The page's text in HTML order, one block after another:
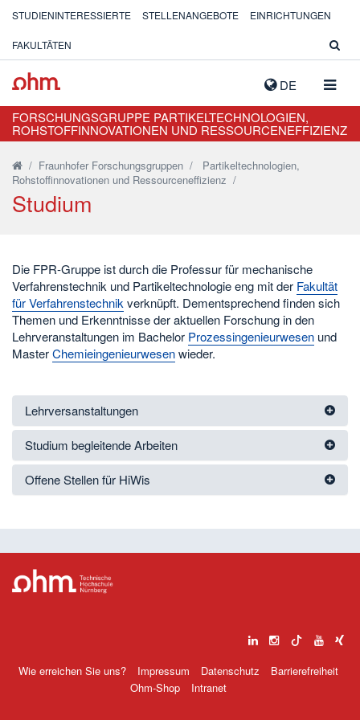
DE
STUDIENINTERESSIERTE STELLENANGEBOTE EINRICHTUNGEN
FAKULTÄTEN
FORSCHUNGSGRUPPE PARTIKELTECHNOLOGIEN,
ROHSTOFFINNOVATIONEN UND RESSOURCENEFFIZIENZ
/ Fraunhofer Forschungsgruppen / Partikeltechnologien,
Rohstoffinnovationen und Ressourceneffizienz /
Studium
Die FPR-Gruppe ist durch die Professur für mechanische
Verfahrenstechnik und Partikeltechnologie eng mit der Fakultät
für Verfahrenstechnik verknüpft. Dementsprechend finden sich
Themen und Erkenntnisse der aktuellen Forschung in den
Lehrveranstaltungen im Bachelor Prozessingenieurwesen und
MasterChemieingenieurwesenwieder.
Lehrversanstaltungen
Studium begleitende Arbeiten
Offene Stellen für HiWis
Wie erreichen Sie uns? Impressum Datenschutz
Barrierefreiheit
Ohm-Shop
Intranet